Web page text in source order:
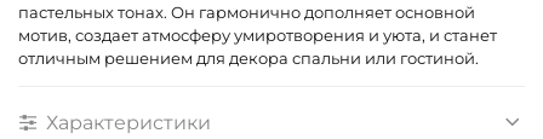
пастельных тонах. Он гармонично дополняет основной
мотив, создает атмосферу умиротворения и уюта, и станет
отличным решением для декора спальни или гостиной.
Характеристики